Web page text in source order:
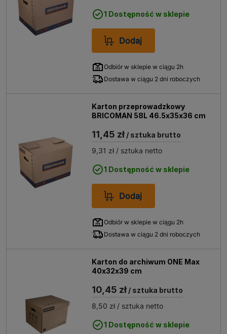
1 Dostępność w sklepie
Dodaj
Odbiór w sklepie w ciągu 2h
Dostawa w ciągu 2 dni roboczych
Karton przeprowadzkowy
BRICOMAN 58L 46.5x35x36 cm
11,45 zł / sztuka brutto
9,31 zł / sztuka netto
1 Dostępność w sklepie
Dodaj
Odbiór w sklepie w ciągu 2h
Dostawa w ciągu 2 dni roboczych
Karton do archiwum ONE Max
40x32x39 cm
10,45 zł / sztuka brutto
8,50 zł / sztuka netto
1 Dostępność w sklepie